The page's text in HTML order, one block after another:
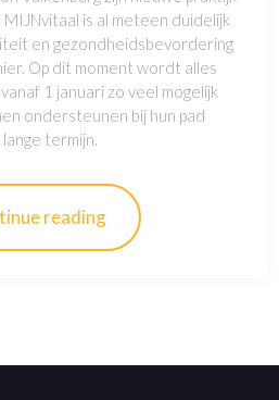
MIJNvitaal is al meteen duidelijk
en gezondheidsbevordering
Op dit moment wordt alles
1 januari zo veel mogelijk
ondersteunen bij hun pad
termijn.
reading